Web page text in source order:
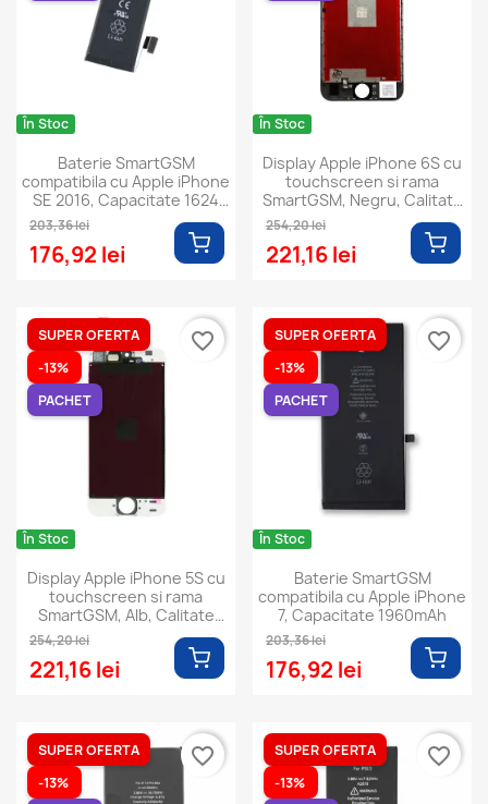
În Stoc
Baterie SmartGSM
compatibila cu Apple iPhone
SE 2016, Capacitate 1624
203,36 lei
176,92 lei
În Stoc
Display Apple iPhone 6S cu
touchscreen si rama
SmartGSM, Negru, Calitate
254,20 lei
221,16 lei
În Stoc
Display Apple iPhone 5S cu
touchscreen si rama
SmartGSM, Alb, Calitate
254,20 lei
221,16 lei
SUPER OFERTA
-13%
PACHET
favorite_border
În Stoc
Baterie SmartGSM
compatibila cu Apple iPhone
7, Capacitate 1960mAh
203,36 lei
176,92 lei
SUPER OFERTA
-13%
PACHET
favorite_border
SUPER OFERTA
-13%
favorite_border
SUPER OFERTA
-13%
favorite_border